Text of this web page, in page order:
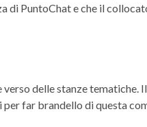
PuntoChat e che il
delle stanze tematiche.
far brandello di questa